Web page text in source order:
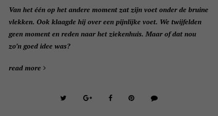
Van het één op het andere moment zat zijn voet onder de bruine
vlekken. Ook klaagde hij over een pijnlijke voet. We twijfelden
geen moment en reden naar het ziekenhuis. Maar of dat nou
zo’n goed idee was?
read more